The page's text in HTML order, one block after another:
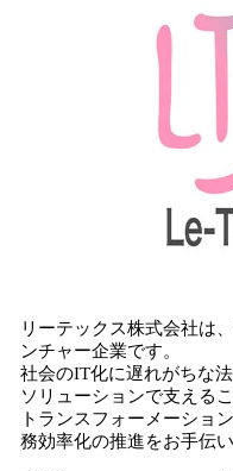
リーテックス株式会社は
ンチャー企業です。
社会のIT化に遅れがちな
ソリューションで支える
トランスフォーメーショ
務効率化の推進をお手伝い